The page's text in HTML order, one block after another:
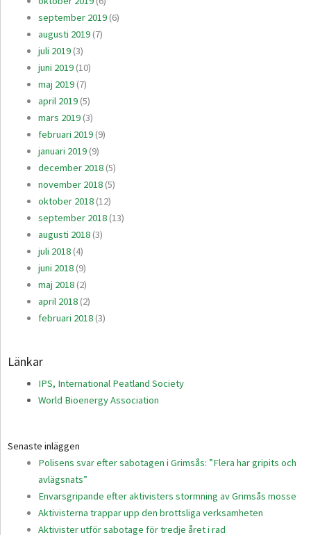
september 2019(6)
augusti 2019(7)
juli 2019(3)
juni 2019(10)
maj 2019(7)
april 2019(5)
mars 2019(3)
februari 2019(9)
januari 2019(9)
december 2018(5)
november 2018(5)
oktober 2018(12)
september 2018(13)
augusti 2018(3)
juli 2018(4)
juni 2018(9)
maj 2018(2)
april 2018(2)
februari 2018(3)
Länkar
IPS, International Peatland Society
World Bioenergy Association
Senaste inläggen
Polisens svar efter sabotagen i Grimsås: ”Flera har gripits och
avlägsnats”
Envarsgripande efter aktivisters stormning av Grimsås mosse
Aktivisterna trappar upp den brottsliga verksamheten
Aktivister utför sabotage för tredje året i rad